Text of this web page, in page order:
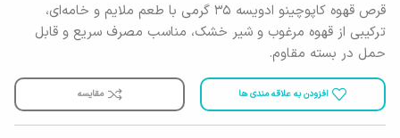
قرص قهوه کاپوچینو ادویسه ۳۵ گرمی با طعم ملایم و خامه‌ای،
ترکیبی از قهوه مرغوب و شیر خشک، مناسب مصرف سریع و قابل
حمل در بسته مقاوم.
افزودن به علاقه مندی ها مقایسه